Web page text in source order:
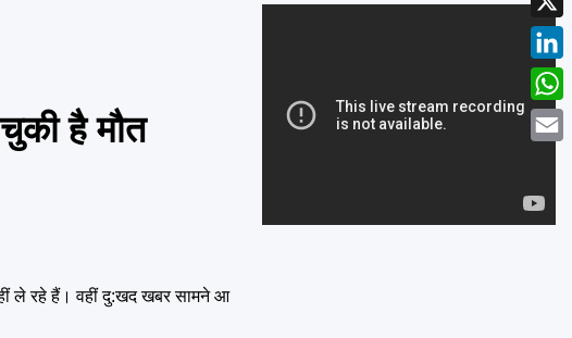
चुकी है मौत
ले रहे हैं। वहीं दु:खद खबर सामने आ
X